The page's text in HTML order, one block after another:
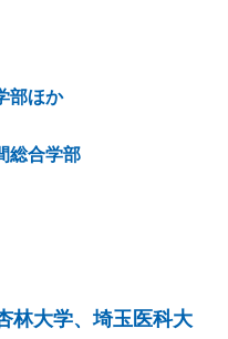
部ほか
総合学部
林大学、埼玉医科大